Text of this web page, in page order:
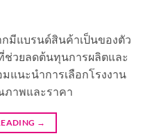
มีแบรนด์สินค้าเป็นของตัว
ช่วยลดต้นทุนการผลิตและ
แนะนำการเลือกโรงงาน
าพและราคา
→